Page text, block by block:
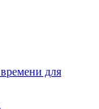
для